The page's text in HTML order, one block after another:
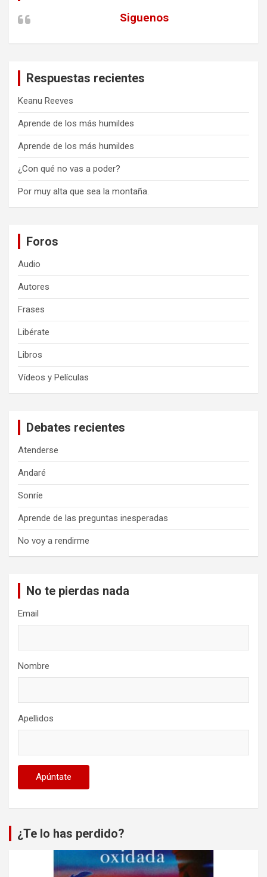
Siguenos
Respuestas recientes
Keanu Reeves
Aprende de los más humildes
Aprende de los más humildes
¿Con qué no vas a poder?
Por muy alta que sea la montaña.
Foros
Audio
Autores
Frases
Libérate
Libros
Vídeos y Películas
Debates recientes
Atenderse
Andaré
Sonríe
Aprende de las preguntas inesperadas
No voy a rendirme
No te pierdas nada
Email
Nombre
Apellidos
¿Te lo has perdido?